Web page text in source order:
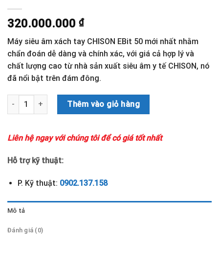
320.000.000 ₫
Máy siêu âm xách tay CHISON EBit 50 mới nhất nhằm
chẩn đoán dễ dàng và chính xác, với giá cả hợp lý và
chất lượng cao từ nhà sản xuất siêu âm y tế CHISON, nó
đã nổi bật trên đám đông.
Máy siêu âm xách tay EBit 50 số lượng
Thêm vào giỏ hàng
Liên hệ ngay với chúng tôi để có giá tốt nhất
Hỗ trợ kỹ thuật:
P. Kỹ thuật: 0902.137.158
Mô tả
Đánh giá (0)